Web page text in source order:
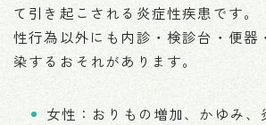
て引き起こされる炎症性疾患です。
性行為以外にも内診・検診台・便器
染するおそれがあります。
女性：おりもの増加、かゆみ、